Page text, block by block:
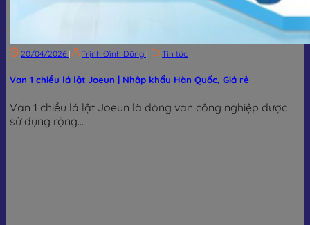
20/04/2026 | Trịnh Đình Dũng | Tin tức
Van 1 chiều lá lật Joeun | Nhập khẩu Hàn Quốc, Giá rẻ
Van 1 chiều lá lật Joeun là dòng van công nghiệp được
sử dụng rộng...